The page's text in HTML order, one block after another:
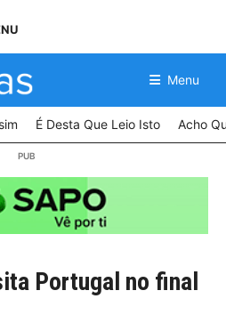
Menu
É Desta Que Leio Isto Acho
Portugal no final